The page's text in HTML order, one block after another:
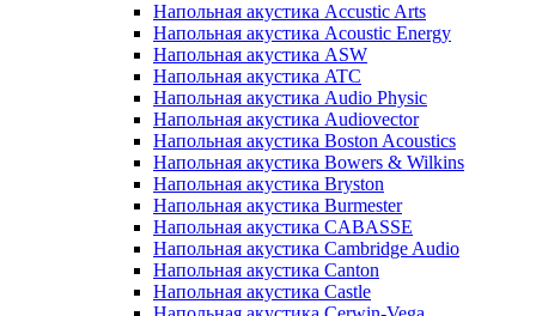
Напольная акустика Accustic Arts
Напольная акустика Acoustic Energy
Напольная акустика ASW
Напольная акустика ATC
Напольная акустика Audio Physic
Напольная акустика Audiovector
Напольная акустика Boston Acoustics
Напольная акустика Bowers & Wilkins
Напольная акустика Bryston
Напольная акустика Burmester
Напольная акустика CABASSE
Напольная акустика Cambridge Audio
Напольная акустика Canton
Напольная акустика Castle